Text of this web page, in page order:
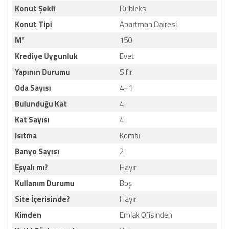
Konut Şekli
Konut Tipi
M²
Krediye Uygunluk
Yapının Durumu
Oda Sayısı
Bulunduğu Kat
Kat Sayısı
Isıtma
Banyo Sayısı
Eşyalı mı?
Kullanım Durumu
Site İçerisinde?
Kimden
Dubleks
Apartman Dairesi
150
Evet
Sıfır
4+1
4
4
Kombi
2
Hayır
Boş
Hayır
Emlak Ofisinden